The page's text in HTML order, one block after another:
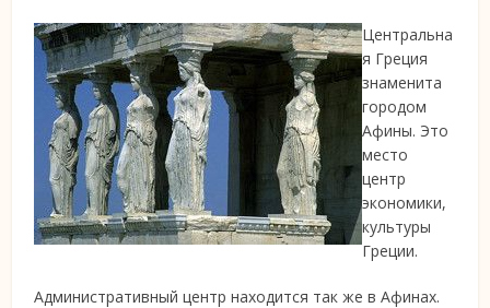
Центральна
я Греция
знаменита
городом
Афины. Это
место
центр
экономики,
культуры
Греции.
Административный центр находится так же в Афинах.